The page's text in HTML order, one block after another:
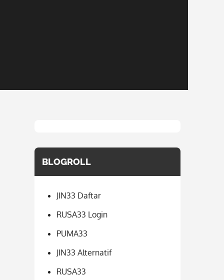
BLOGROLL
JIN33 Daftar
RUSA33 Login
PUMA33
JIN33 Alternatif
RUSA33